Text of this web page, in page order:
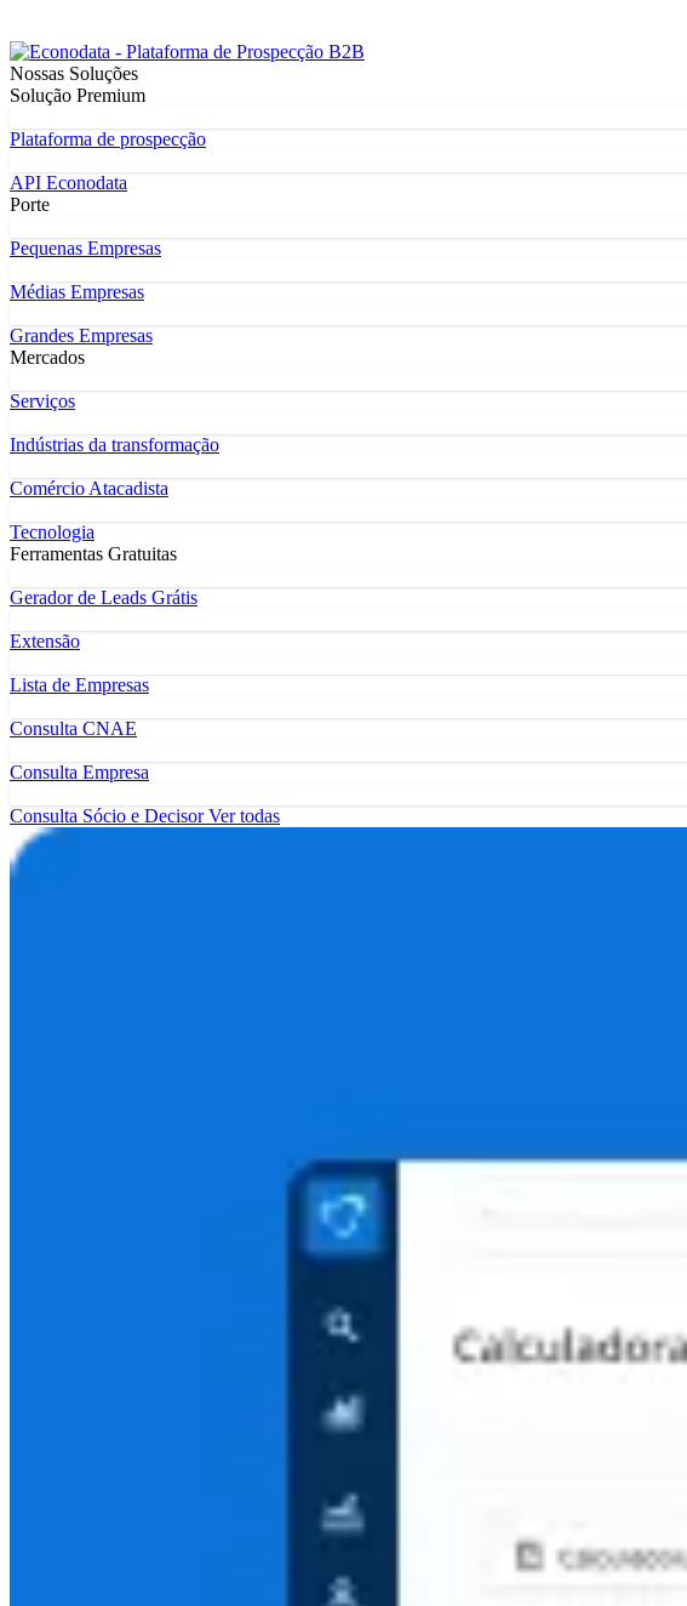
Nossas Soluções
Solução Premium
Plataforma de prospecção
API Econodata
Porte
Pequenas Empresas
Médias Empresas
Grandes Empresas
Mercados
Serviços
Indústrias da transformação
Comércio Atacadista
Tecnologia
Ferramentas Gratuitas
Gerador de Leads Grátis
Extensão
Lista de Empresas
Consulta CNAE
Consulta Empresa
Consulta Sócio e DecisorVer todas